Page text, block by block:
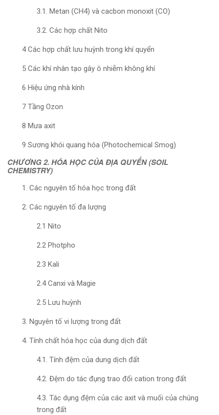
3.1. Metan (CH4) và cacbon monoxit (CO)
3.2. Các hợp chất Nito
4 Các hợp chất lưu huỳnh trong khí quyển
5 Các khí nhân tạo gây ô nhiễm không khí
6 Hiệu ứng nhà kính
7 Tầng Ozon
8 Mưa axit
9 Sương khói quang hóa (Photochemical Smog)
CHƯƠNG 2. HÓA HỌC CỦA ĐỊA QUYỂN (SOIL
CHEMISTRY)
1. Các nguyên tố hóa học trong đất
2. Các nguyên tố đa lượng
2.1 Nito
2.2 Photpho
2.3 Kali
2.4 Canxi và Magie
2.5 Lưu huỳnh
3. Nguyên tố vi lượng trong đất
4. Tính chất hóa học của dung dịch đất
4.1. Tính đệm của dung dịch đất
4.2. Đệm do tác đụng trao đổi cation trong đất
4.3. Tác dụng đệm của các axit và muối của chúng
trong đất